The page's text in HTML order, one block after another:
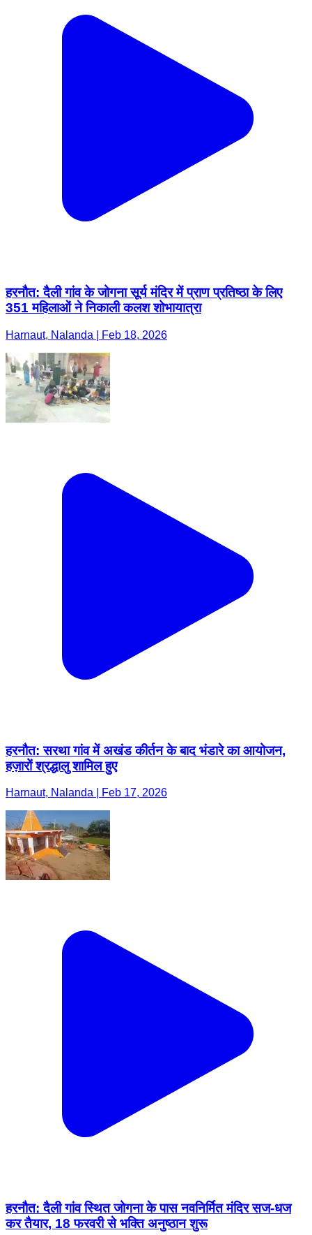
हरनौत: दैली गांव के जोगना सूर्य मंदिर में प्राण प्रतिष्ठा के लिए
351 महिलाओं ने निकाली कलश शोभायात्रा
Harnaut, Nalanda | Feb 18, 2026
हरनौत: सरथा गांव में अखंड कीर्तन के बाद भंडारे का आयोजन,
हज़ारों श्रद्धालु शामिल हुए
Harnaut, Nalanda | Feb 17, 2026
हरनौत: दैली गांव स्थित जोगना के पास नवनिर्मित मंदिर सज-धज
कर तैयार, 18 फरवरी से भक्ति अनुष्ठान शुरू